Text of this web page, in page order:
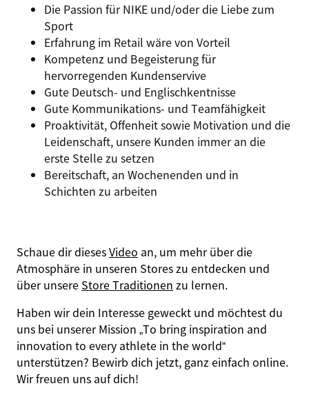
Die Passion für NIKE und/oder die Liebe zum
Sport
Erfahrung im Retail wäre von Vorteil
Kompetenz und Begeisterung für
hervorregenden Kundenservive
Gute Deutsch- und Englischkentnisse
Gute Kommunikations- und Teamfähigkeit
Proaktivität, Offenheit sowie Motivation und die
Leidenschaft, unsere Kunden immer an die
erste Stelle zu setzen
Bereitschaft, an Wochenenden und in
Schichten zu arbeiten
Schaue dir diesesVideo an, um mehr über die
Atmosphäre in unseren Stores zu entdecken und
über unsere Store Traditionen zu lernen.
Haben wir dein Interesse geweckt und möchtest du
uns bei unserer Mission „To bring inspiration and
innovation to every athlete in the world“
unterstützen? Bewirb dich jetzt, ganz einfach online.
Wir freuen uns auf dich!